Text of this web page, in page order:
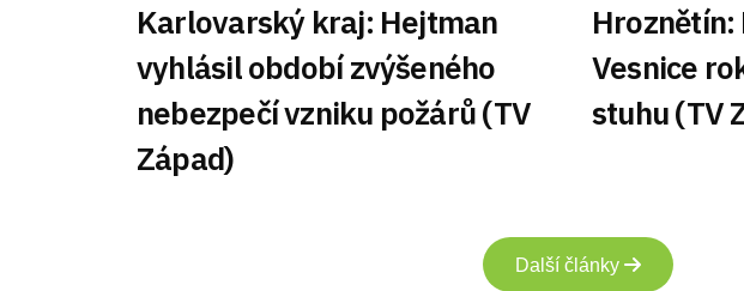
Karlovarský kraj: Hejtman
vyhlásil období zvýšeného
nebezpečí vzniku požárů (TV
Západ)
Vesnice
stuhu (TV
Další články